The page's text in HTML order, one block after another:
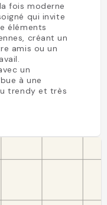
fois moderne
qui invite
éléments
créant un
amis ou un
un
à une
trendy et très